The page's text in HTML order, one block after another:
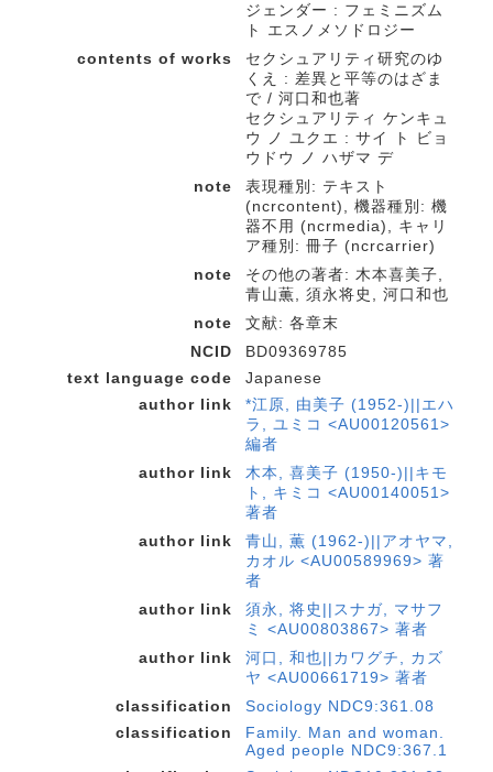
ジェンダー : フェミニズム
ト エスノメソドロジー
contents of works
セクシュアリティ研究のゆ
くえ : 差異と平等のはざま
で / 河口和也著
セクシュアリティ ケンキュ
ウ ノ ユクエ : サイ ト ビョ
ウドウ ノ ハザマ デ
note
表現種別: テキスト
(ncrcontent), 機器種別: 機
器不用 (ncrmedia), キャリ
ア種別: 冊子 (ncrcarrier)
note
その他の著者: 木本喜美子,
青山薫, 須永将史, 河口和也
note
文献: 各章末
NCID
BD09369785
text language code
Japanese
author link
*江原, 由美子 (1952-)||エハ
ラ, ユミコ <AU00120561>
編者
author link
木本, 喜美子 (1950-)||キモ
ト, キミコ <AU00140051>
著者
author link
青山, 薫 (1962-)||アオヤマ,
カオル <AU00589969> 著
者
author link
須永, 将史||スナガ, マサフ
ミ <AU00803867> 著者
author link
河口, 和也||カワグチ, カズ
ヤ <AU00661719> 著者
classification
Sociology NDC9:361.08
classification
Family. Man and woman.
Aged people NDC9:367.1